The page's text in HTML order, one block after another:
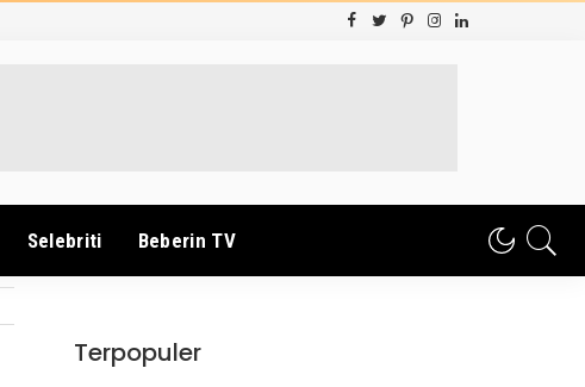
Selebriti Beberin TV
Terpopuler